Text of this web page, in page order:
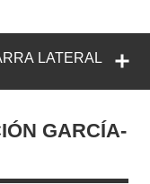
LATERAL
GARCÍA-